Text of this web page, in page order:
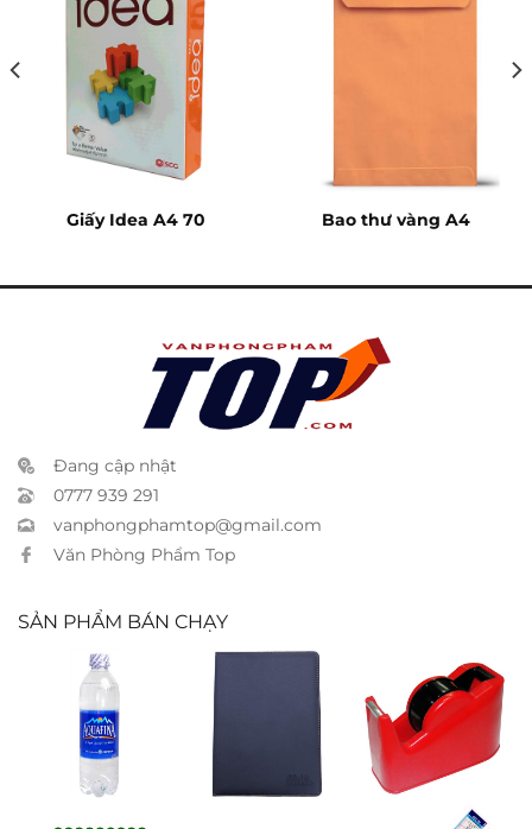
Giấy Idea A4 70 Bao thư vàng A4
Đang cập nhật
0777 939 291
vanphongphamtop@gmail.com
Văn Phòng Phẩm Top
SẢN PHẨM BÁN CHẠY
Nước khoáng
Aquafina
500ml
Vivaone CK9D
Cắt keo Xukiva
197 – Lớn